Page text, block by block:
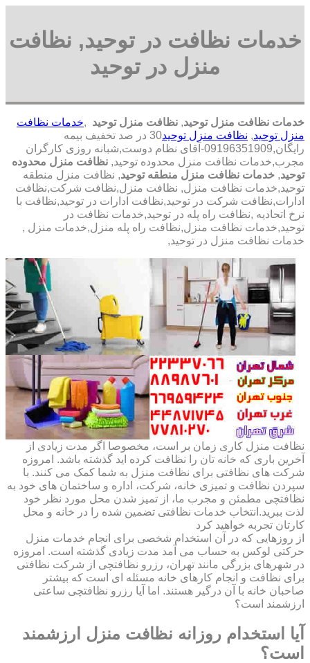
خدمات نظافت در توحید, نظافت
منزل در توحید
خدمات نظافت منزل توحید, نظافت منزل توحید ,خدمات نظافت
منزل توحید, نظافت منزل توحید
30 در صد تخفیف بیمه
رایگان,09196351909-آقای نظام دوست,شبانه روزی کارگران
مجرب,خدمات نظافت منزل محدوده توحید, نظافت منزل محدوده
توحید, خدمات نظافت منزل منطقه توحید, نظافت منزل منطقه
توحید,خدمات نظافت منزل, نظافت منزل,نظافت شرکت,نظافت
ادارات,نظافت شرکت در توحید,نظافت ادارات در توحید,نظافت با
نرخ اتحادیه ,نظافت راه پله در توحید,خدمات نظافت در
توحید,خدمات نظافت منزل,نظافت راه پله منزل,خدمات منزل ,
خدمات نظافت منزل در توحید,
نظافت منزل کاری زمان بر است، مخصوصا اگر مدت زیادی از
آخرین باری که خانه تان را نظافت کرده اید گذشته باشد. امروزه
شرکت های نظافتی برای نظافت منزل به شما کمک می کنند. با
سپردن نظافت و تمیزی خانه، شرکت، اداره و ساختمان های خود به
نظافتچی مطمئن و مجرب ما، از تمیز شدن محل مورد نظر خود
لذت ببرید.انتخاب خدمات نظافتی تضمین شده را در خانه و محل
کارتان تجربه خواهید کرد
از روزهایی که در آن استخدام شخصی برای انجام خدمات منزل
حرکتی لوکس به حساب می آمد مدت زیادی گذشته است. امروزه
در شهرهای بزرگی مانند تهران، رزرو نظافتچی از شرکت نظافتی
برای نظافت و انجام کارهای خانه مسئله ای است که بیشتر
صاحبان خانه با آن درگیر هستند. اما آیا رزرو نظافتچی ساعتی
ارزشمند است؟
آیا استخدام روزانه نظافت منزل ارزشمند
است؟